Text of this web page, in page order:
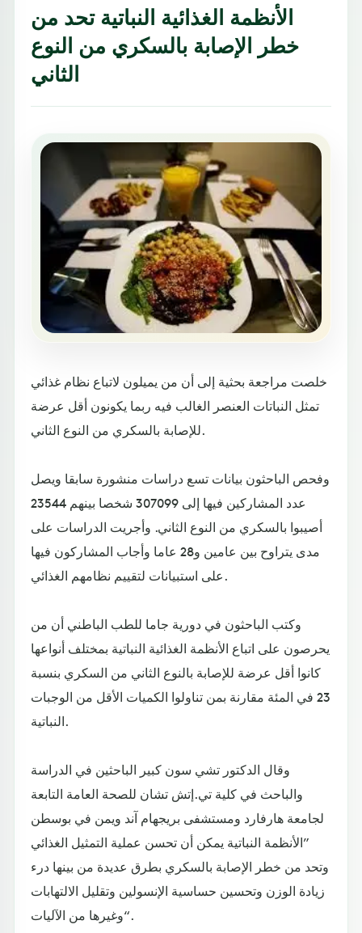
الأنظمة الغذائية النباتية تحد من
خطر الإصابة بالسكري من النوع
الثاني
خلصت مراجعة بحثية إلى أن من يميلون لاتباع نظام غذائي
تمثل النباتات العنصر الغالب فيه ربما يكونون أقل عرضة
للإصابة بالسكري من النوع الثاني.
وفحص الباحثون بيانات تسع دراسات منشورة سابقا ويصل
عدد المشاركين فيها إلى 307099 شخصا بينهم 23544
أصيبوا بالسكري من النوع الثاني. وأجريت الدراسات على
مدى يتراوح بين عامين و28 عاما وأجاب المشاركون فيها
على استبيانات لتقييم نظامهم الغذائي.
وكتب الباحثون في دورية جاما للطب الباطني أن من
يحرصون على اتباع الأنظمة الغذائية النباتية بمختلف أنواعها
كانوا أقل عرضة للإصابة بالنوع الثاني من السكري بنسبة
23 في المئة مقارنة بمن تناولوا الكميات الأقل من الوجبات
النباتية.
وقال الدكتور تشي سون كبير الباحثين في الدراسة
والباحث في كلية تي.إتش تشان للصحة العامة التابعة
لجامعة هارفارد ومستشفى بريجهام آند ويمن في بوسطن
”الأنظمة النباتية يمكن أن تحسن عملية التمثيل الغذائي
وتحد من خطر الإصابة بالسكري بطرق عديدة من بينها درء
زيادة الوزن وتحسين حساسية الإنسولين وتقليل الالتهابات
وغيرها من الآليات“.